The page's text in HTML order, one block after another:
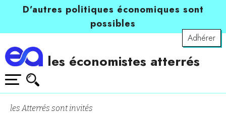
D’autres politiques économiques sont
possibles
Adhérer
les économistes atterrés
les Atterrés sont invités